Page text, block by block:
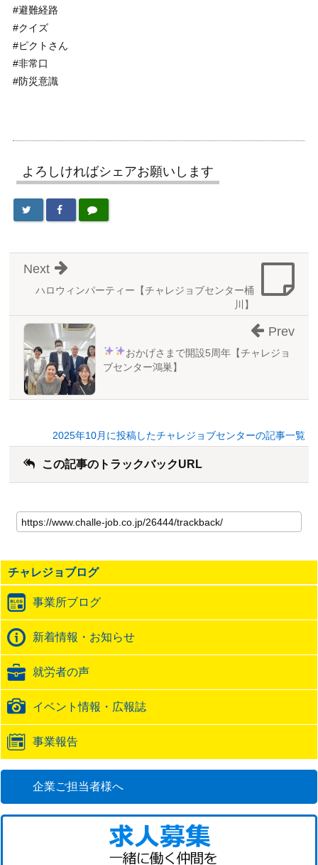
#避難経路
#クイズ
#ピクトさん
#非常口
#防災意識
よろしければシェアお願いします
ハロウィンパーティー【チャレジョブセンター桶
川】
Next
おかげさまで開設5周年【チャレジョ
ブセンター鴻巣】
Prev
2025年10月に投稿したチャレジョブセンターの記事一覧
この記事のトラックバックURL
の
記
の
ト
ッ
ク
バ
ッ
URL
チャレジョブログ
事業所ブログ
新着情報・お知らせ
就労者の声
イベント情報・広報誌
事業報告
企業ご担当者様へ